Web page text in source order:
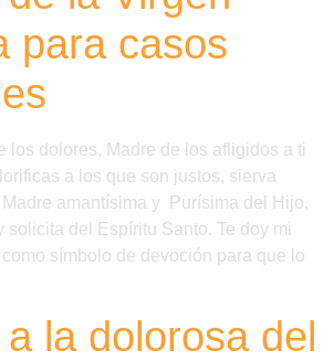
para casos
los dolores, Madre de los afligidos a ti
a los que son justos, sierva
amantísima y Purísima del Hijo,
solicita del Espíritu Santo. Te doy mi
símbolo de devoción para que lo
la dolorosa del